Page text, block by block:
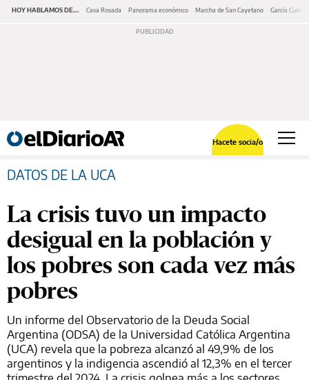
HOY HABLAMOS DE... Casa Rosada Panorama económico Marcha de San Cayetano García Cuerva
Hacete socia/o
DATOS DE LA UCA
La crisis tuvo un impacto
desigual en la población y
los pobres son cada vez más
pobres
Un informe del Observatorio de la Deuda Social
Argentina (ODSA) de la Universidad Católica Argentina
(UCA) revela que la pobreza alcanzó al 49,9% de los
argentinos y la indigencia ascendió al 12,3% en el tercer